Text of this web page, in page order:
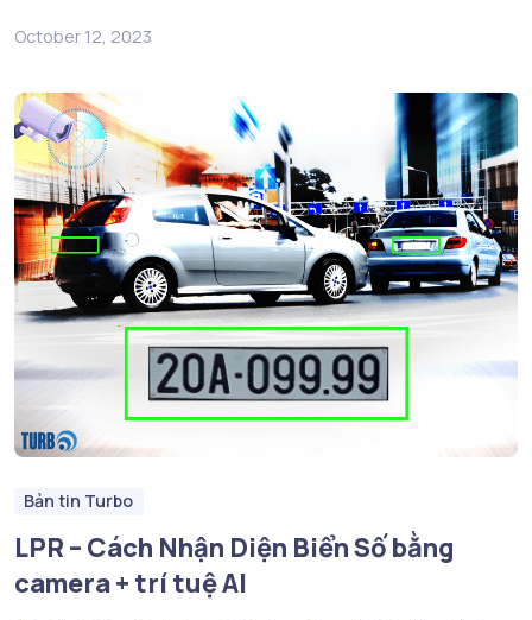
October 12, 2023
Bản tin Turbo
LPR – Cách Nhận Diện Biển Số bằng
camera + trí tuệ AI